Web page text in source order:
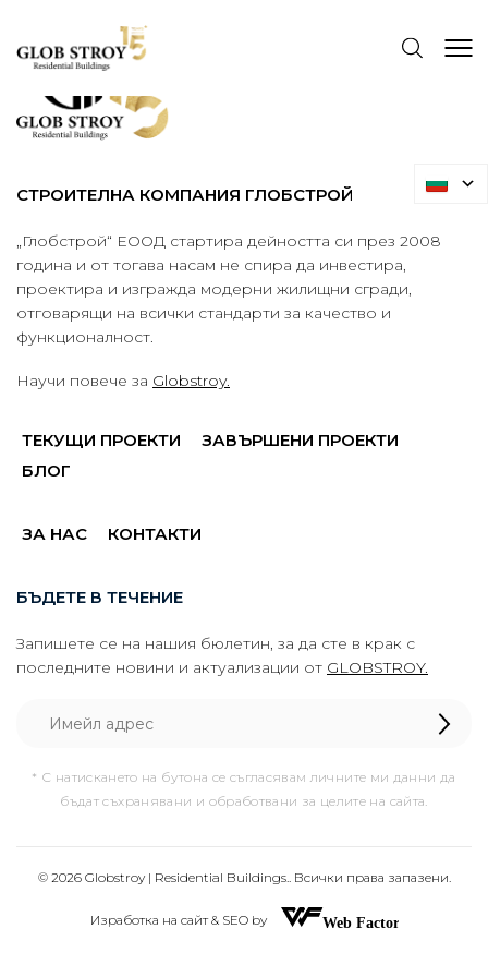
СТРОИТЕЛНА КОМПАНИЯ ГЛОБСТРОЙ
„Глобстрой“ ЕООД стартира дейността си през 2008
година и от тогава насам не спира да инвестира,
проектира и изгражда модерни жилищни сгради,
отговарящи на всички стандарти за качество и
функционалност.
Научи повече за Globstroy.
ТЕКУЩИ ПРОЕКТИ
ЗАВЪРШЕНИ ПРОЕКТИ
БЛОГ
ЗА НАС КОНТАКТИ
БЪДЕТЕ В ТЕЧЕНИЕ
Запишете се на нашия бюлетин, за да сте в крак с
последните новини и актуализации от GLOBSTROY.
* С натискането на бутона се съгласявам личните ми данни да
бъдат съхранявани и обработвани за целите на сайта.
© 2026 Globstroy | Residential Buildings.. Всички права запазени.
Изработка на сайт & SEO by